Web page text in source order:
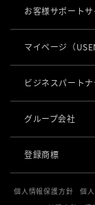
事業所一覧
店舗DX
サスティナビリ
採用情報
USENセル
USENレジ
勤怠管理「
オーダーシス
USEN ハン
USEN
USEN
USEN
キャッシュレ
USEN PAY
USEN PAY
USEN PAY
USEN PAY
ロボティクス
KettyBot
BellaBot
USEN
ヒトサラ
SAVOR
USEN
通信
USEN AIR
お客様サポートサ
マイページ （
ビジネスパート
グループ会社
USEN & U-NEXT
株式会社 U-NEXT
登録商標
登録第７０２６８８
個人情報保護方針 個